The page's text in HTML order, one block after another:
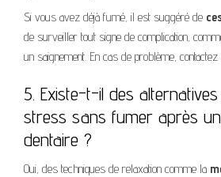
Si vous avez déjà fumé, il est suggéré de
de surveiller tout signe de complication,
un saignement. En cas de problème,
5. Existe-t-il des
stress sans fumer après
dentaire ?
Oui, des techniques de relaxation comme la